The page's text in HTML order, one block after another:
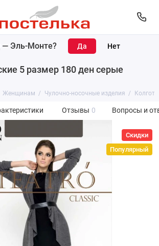
— Эль-Монте?
5 размер 180 ден серые
Женщинам Чулочно-носочные изделия
Отзывы 0 Вопросы и
Скидки
Популярный